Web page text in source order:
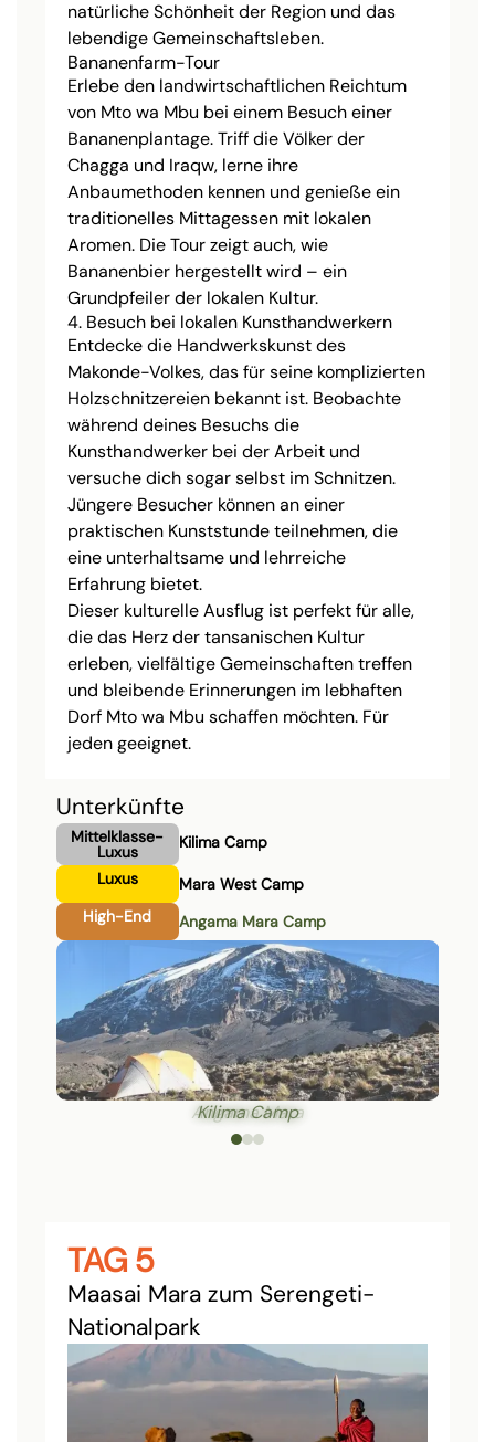
natürliche Schönheit der Region und das
lebendige Gemeinschaftsleben.
Bananenfarm-Tour
Erlebe den landwirtschaftlichen Reichtum
von Mto wa Mbu bei einem Besuch einer
Bananenplantage. Triff die Völker der
Chagga und Iraqw, lerne ihre
Anbaumethoden kennen und genieße ein
traditionelles Mittagessen mit lokalen
Aromen. Die Tour zeigt auch, wie
Bananenbier hergestellt wird – ein
Grundpfeiler der lokalen Kultur.
4. Besuch bei lokalen Kunsthandwerkern
Entdecke die Handwerkskunst des
Makonde-Volkes, das für seine komplizierten
Holzschnitzereien bekannt ist. Beobachte
während deines Besuchs die
Kunsthandwerker bei der Arbeit und
versuche dich sogar selbst im Schnitzen.
Jüngere Besucher können an einer
praktischen Kunststunde teilnehmen, die
eine unterhaltsame und lehrreiche
Erfahrung bietet.
Dieser kulturelle Ausflug ist perfekt für alle,
die das Herz der tansanischen Kultur
erleben, vielfältige Gemeinschaften treffen
und bleibende Erinnerungen im lebhaften
Dorf Mto wa Mbu schaffen möchten. Für
jeden geeignet.
Unterkünfte
Mittelklasse-
Luxus
Kilima Camp
Luxus
Mara West Camp
High-End
Angama Mara Camp
Kilima Camp
TAG 5
Maasai Mara zum Serengeti-
Nationalpark